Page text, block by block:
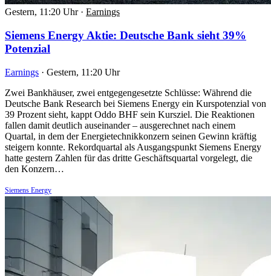
Gestern, 11:20 Uhr · Earnings
Siemens Energy Aktie: Deutsche Bank sieht 39%
Potenzial
Earnings · Gestern, 11:20 Uhr
Zwei Bankhäuser, zwei entgegengesetzte Schlüsse: Während die
Deutsche Bank Research bei Siemens Energy ein Kurspotenzial von
39 Prozent sieht, kappt Oddo BHF sein Kursziel. Die Reaktionen
fallen damit deutlich auseinander – ausgerechnet nach einem
Quartal, in dem der Energietechnikkonzern seinen Gewinn kräftig
steigern konnte. Rekordquartal als Ausgangspunkt Siemens Energy
hatte gestern Zahlen für das dritte Geschäftsquartal vorgelegt, die
den Konzern…
Siemens Energy